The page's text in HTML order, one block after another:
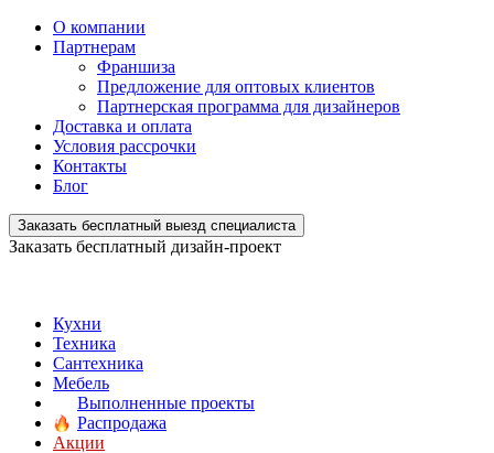
О компании
Партнерам
Франшиза
Предложение для оптовых клиентов
Партнерская программа для дизайнеров
Доставка и оплата
Условия рассрочки
Контакты
Блог
Заказать бесплатный выезд специалиста
Заказать бесплатный дизайн-проект
Кухни
Техника
Сантехника
Мебель
Выполненные проекты
Распродажа
Акции